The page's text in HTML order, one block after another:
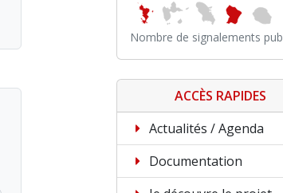
Nombre de signalements
ACCÈS RAPIDES
Actualités / Agenda
Documentation